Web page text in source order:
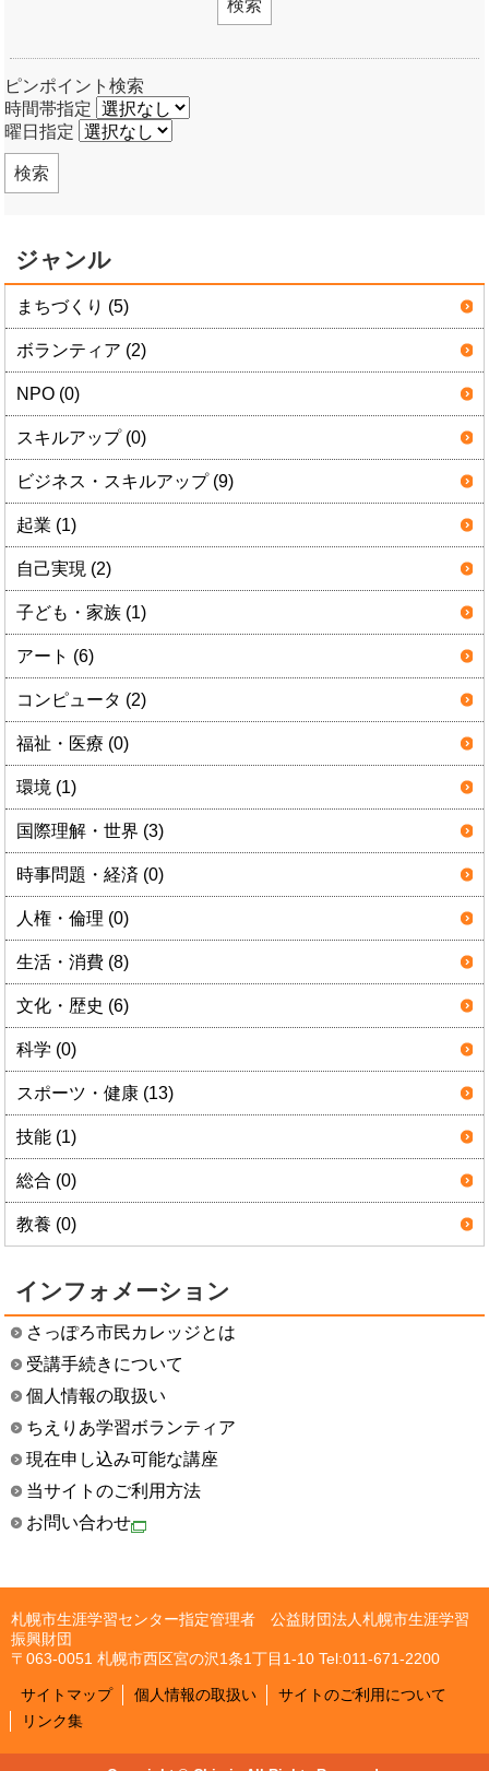
検索
ピンポイント検索
時間帯指定
曜日指定
検索
ジャンル
まちづくり (5)
ボランティア (2)
NPO (0)
スキルアップ (0)
ビジネス・スキルアップ (9)
起業 (1)
自己実現 (2)
子ども・家族 (1)
アート (6)
コンピュータ (2)
福祉・医療 (0)
環境 (1)
国際理解・世界 (3)
時事問題・経済 (0)
人権・倫理 (0)
生活・消費 (8)
文化・歴史 (6)
科学 (0)
スポーツ・健康 (13)
技能 (1)
総合 (0)
教養 (0)
インフォメーション
さっぽろ市民カレッジとは
受講手続きについて
個人情報の取扱い
ちえりあ学習ボランティア
現在申し込み可能な講座
当サイトのご利用方法
お問い合わせ
札幌市生涯学習センター指定管理者 公益財団法人札幌市生涯学習
振興財団
〒063-0051 札幌市西区宮の沢1条1丁目1-10 Tel:011-671-2200
サイトマップ 個人情報の取扱い
サイトのご利用について
リンク集